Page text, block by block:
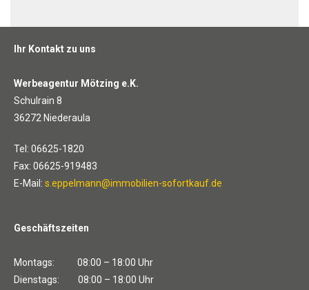
Ihr Kontakt zu uns
Werbeagentur Mötzing e.K.
Schulrain 8
36272 Niederaula
Tel: 06625-1820
Fax: 06625-919483
E-Mail: s.eppelmann@immobilien-sofortkauf.de
Geschäftszeiten
Montags: 08:00 – 18:00 Uhr
Dienstags: 08:00 – 18:00 Uhr